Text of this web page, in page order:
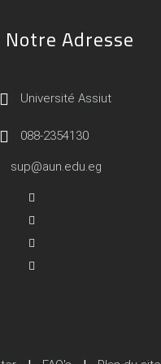
Notre Adresse
Université Assiut
088-2354130
sup@aun.edu.eg